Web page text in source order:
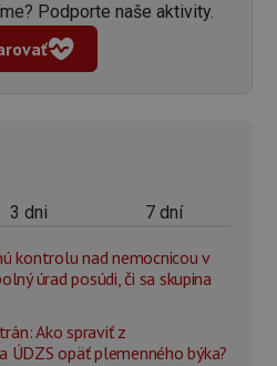
Podporte naše aktivity.
3 dni 7 dní
kontrolu nad nemocnicou v
úrad posúdi, či sa skupina
Ako spraviť z
ÚDZS opäť plemenného býka?